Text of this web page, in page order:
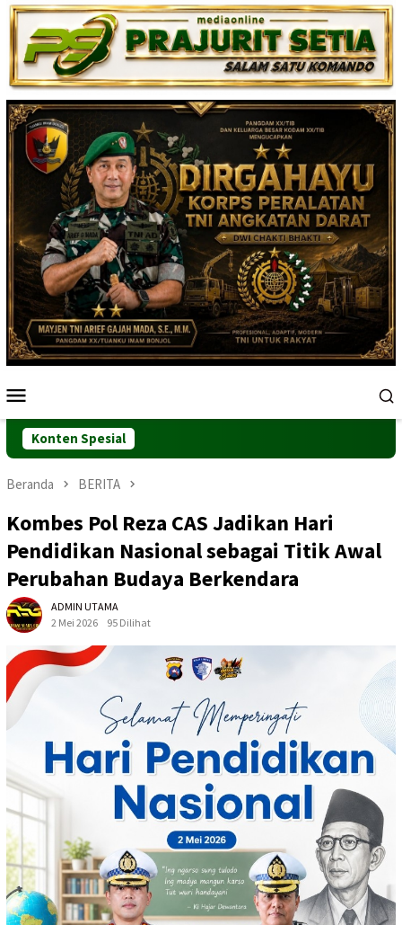
Loncat
ke
konten
Mobile
Konten Spesial
Beranda BERITA
Kombes Pol Reza CAS Jadikan Hari
Pendidikan Nasional sebagai Titik Awal
Perubahan Budaya Berkendara
ADMIN UTAMA
2 Mei 2026
95 Dilihat